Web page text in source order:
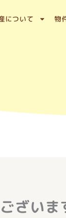
について 物
ざい